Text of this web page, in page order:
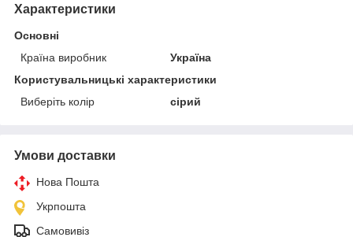
Характеристики
Основні
Країна виробник
Україна
Користувальницькі характеристики
Виберіть колір
сірий
Умови доставки
Нова Пошта
Укрпошта
Самовивіз